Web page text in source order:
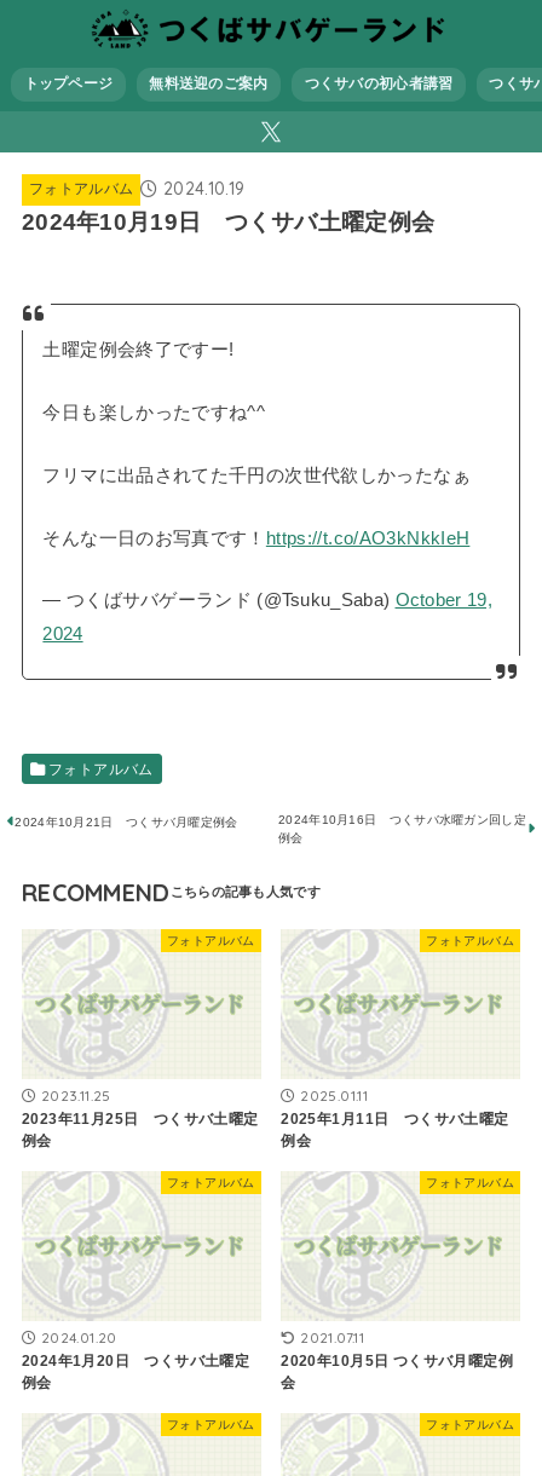
トップページ 無料送迎のご案内 つくサバの初心者講習 つくサ
フォトアルバム 2024.10.19
2024年10月19日 つくサバ土曜定例会
土曜定例会終了ですー!
今日も楽しかったですね^^
フリマに出品されてた千円の次世代欲しかったなぁ
そんな一日のお写真です！ https://t.co/AO3kNkkIeH
— つくばサバゲーランド (@Tsuku_Saba) October 19,
2024
フォトアルバム
2024年10月21日 つくサバ月曜定例会
2024年10月16日 つくサバ水曜ガン回し定
例会
RECOMMEND
フォトアルバム
2023.11.25
2023年11月25日 つくサバ土曜定
例会
フォトアルバム
2025.01.11
2025年1月11日 つくサバ土曜定
例会
フォトアルバム
2024.01.20
2024年1月20日 つくサバ土曜定
例会
フォトアルバム
2021.07.11
2020年10月5日 つくサバ月曜定例
会
フォトアルバム フォトアルバム